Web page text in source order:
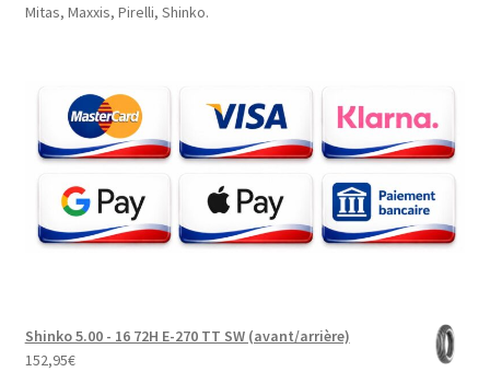
Mitas, Maxxis, Pirelli, Shinko.
Shinko 5.00 - 16 72H E-270 TT SW (avant/arrière)
152,95€